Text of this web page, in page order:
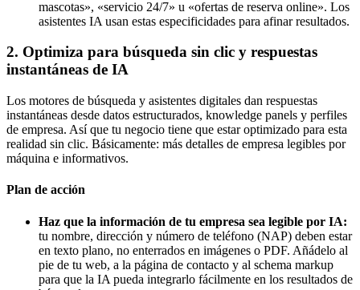
mascotas», «servicio 24/7» u «ofertas de reserva online». Los
asistentes IA usan estas especificidades para afinar resultados.
2. Optimiza para búsqueda sin clic y respuestas
instantáneas de IA
Los motores de búsqueda y asistentes digitales dan respuestas
instantáneas desde datos estructurados, knowledge panels y perfiles
de empresa. Así que tu negocio tiene que estar optimizado para esta
realidad sin clic. Básicamente: más detalles de empresa legibles por
máquina e informativos.
Plan de acción
Haz que la información de tu empresa sea legible por IA:
tu nombre, dirección y número de teléfono (NAP) deben estar
en texto plano, no enterrados en imágenes o PDF. Añádelo al
pie de tu web, a la página de contacto y al schema markup
para que la IA pueda integrarlo fácilmente en los resultados de